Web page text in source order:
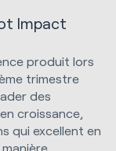
Impact
produit lors
trimestre
des
croissance,
qui excellent en